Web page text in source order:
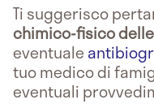
Ti suggerisco
chimico-fisico
eventuale
tuo medico di
eventuali